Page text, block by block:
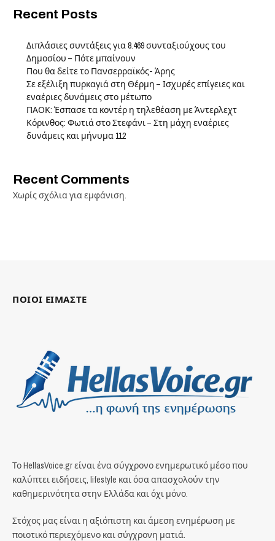
Recent Posts
Διπλάσιες συντάξεις για 8.469 συνταξιούχους του
Δημοσίου – Πότε μπαίνουν
Που θα δείτε το Πανσερραϊκός- Άρης
Σε εξέλιξη πυρκαγιά στη Θέρμη – Ισχυρές επίγειες και
εναέριες δυνάμεις στο μέτωπο
ΠΑΟΚ: Έσπασε τα κοντέρ η τηλεθέαση με Άντερλεχτ
Κόρινθος: Φωτιά στο Στεφάνι – Στη μάχη εναέριες
δυνάμεις και μήνυμα 112
Recent Comments
Χωρίς σχόλια για εμφάνιση.
ΠΟΙΟΙ ΕΙΜΑΣΤΕ
Το HellasVoice.gr είναι ένα σύγχρονο ενημερωτικό μέσο που
καλύπτει ειδήσεις, lifestyle και όσα απασχολούν την
καθημερινότητα στην Ελλάδα και όχι μόνο.
Στόχος μας είναι η αξιόπιστη και άμεση ενημέρωση με
ποιοτικό περιεχόμενο και σύγχρονη ματιά.